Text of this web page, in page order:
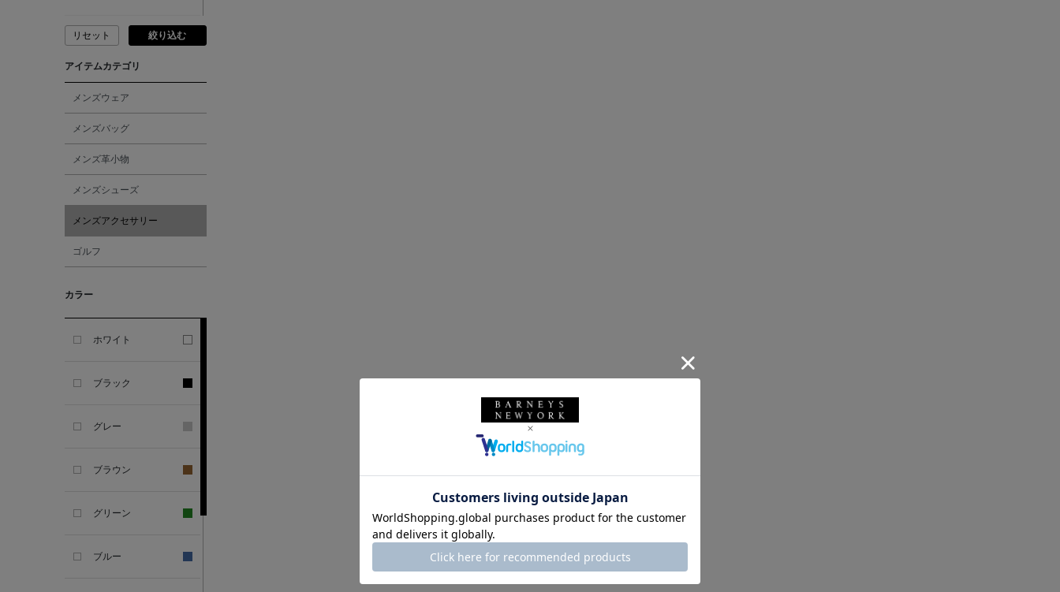
ADLIN HUE
ADVISORY BOARD
CRYSTALS
AKIKO OGAWA.
ALBERT THURSTON
リセット 絞り込む
アイテムカテゴリ
メンズウェア
メンズバッグ
メンズ革小物
メンズシューズ
メンズアクセサリー
ゴルフ
カラー
ホワイト
ブラック
グレー
ブラウン
グリーン
ブルー